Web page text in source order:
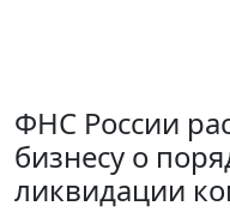
ФНС России
бизнесу о
ликвидации